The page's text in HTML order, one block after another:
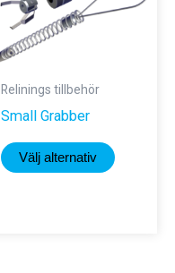
Relinings tillbehör
Small Grabber
Välj alternativ
Den